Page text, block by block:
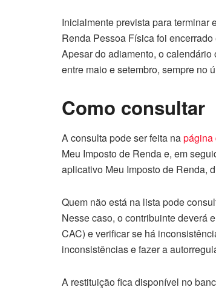
Inicialmente prevista para terminar
Renda Pessoa Física foi
Apesar do adiamento, o
entre maio e setembro, sempre no
Como consultar
A consulta pode ser feita napágina
Meu Imposto de Renda e, em
aplicativo Meu Imposto de Renda,
Quem não está na lista pode
Nesse caso, o contribuinte deverá
CAC) e verificar se há
inconsistências e fazer a
A restituição fica disponível no